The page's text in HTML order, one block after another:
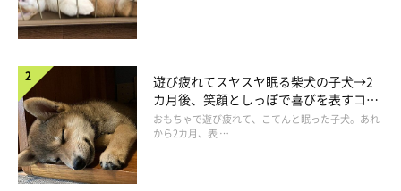
遊び疲れてスヤスヤ眠る柴犬の子犬→2
カ月後、笑顔としっぽで喜びを表すコに
成長！
おもちゃで遊び疲れて、こてんと眠った子犬。あれ
から2カ月、表 …